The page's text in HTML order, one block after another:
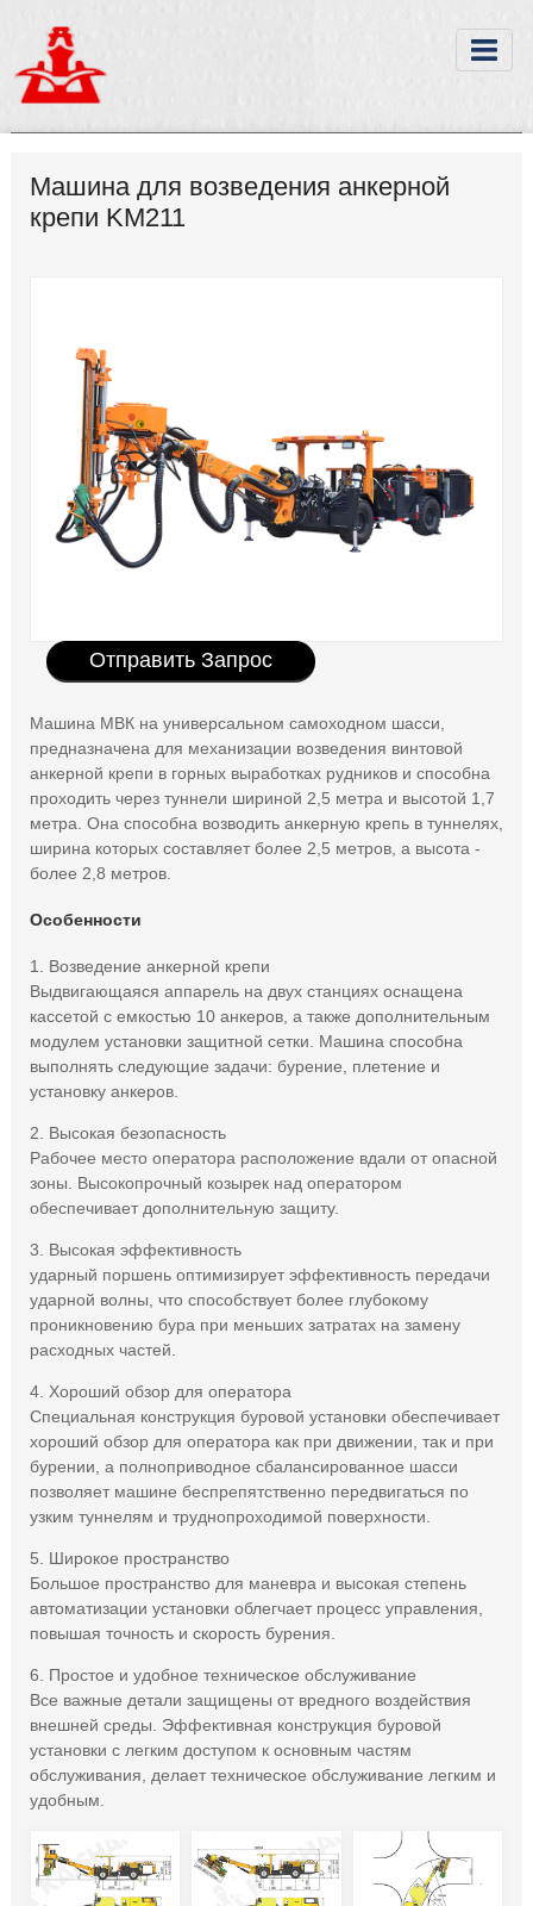
Машина для возведения анкерной
крепи KM211
Отправить Запрос
Машина МВК на универсальном самоходном шасси,
предназначена для механизации возведения винтовой
анкерной крепи в горных выработках рудников и способна
проходить через туннели шириной 2,5 метра и высотой 1,7
метра. Она способна возводить анкерную крепь в туннелях,
ширина которых составляет более 2,5 метров, а высота -
более 2,8 метров.
Особенности
1. Возведение анкерной крепи
Выдвигающаяся аппарель на двух станциях оснащена
кассетой с емкостью 10 анкеров, а также дополнительным
модулем установки защитной сетки. Машина способна
выполнять следующие задачи: бурение, плетение и
установку анкеров.
2. Высокая безопасность
Рабочее место оператора расположение вдали от опасной
зоны. Высокопрочный козырек над оператором
обеспечивает дополнительную защиту.
3. Высокая эффективность
ударный поршень оптимизирует эффективность передачи
ударной волны, что способствует более глубокому
проникновению бура при меньших затратах на замену
расходных частей.
4. Хороший обзор для оператора
Специальная конструкция буровой установки обеспечивает
хороший обзор для оператора как при движении, так и при
бурении, а полноприводное сбалансированное шасси
позволяет машине беспрепятственно передвигаться по
узким туннелям и труднопроходимой поверхности.
5. Широкое пространство
Большое пространство для маневра и высокая степень
автоматизации установки облегчает процесс управления,
повышая точность и скорость бурения.
6. Простое и удобное техническое обслуживание
Все важные детали защищены от вредного воздействия
внешней среды. Эффективная конструкция буровой
установки с легким доступом к основным частям
обслуживания, делает техническое обслуживание легким и
удобным.